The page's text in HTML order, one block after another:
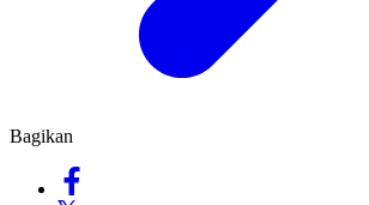
Bagikan